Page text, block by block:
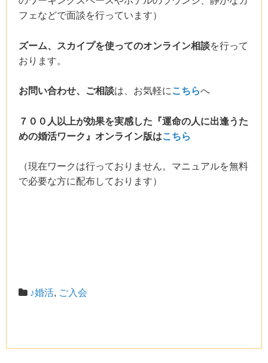
フェなどで面談を行っています）
ズーム、スカイプを使ってのオンライン相談を行って
おります。
お問い合わせ、ご相談は、お気軽に こちらへ
７００人以上が効果を実感した『運命の人に出逢うた
めの婚活ワーク』オンライン版はこちら
（現在ワークは行っておりません。マニュアルを無料
で必要な方に配布しております）
♪婚活, ご入会